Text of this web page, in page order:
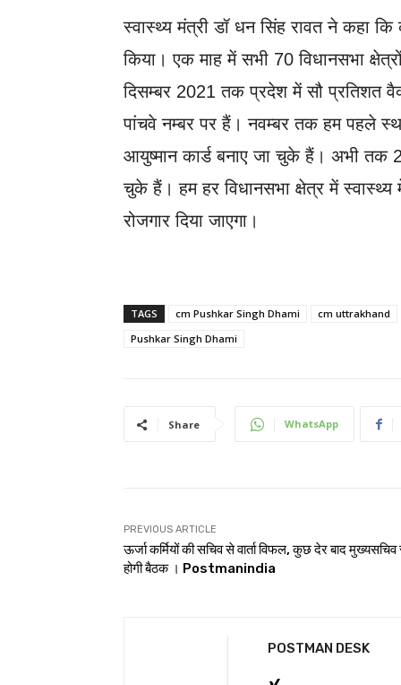
स्वास्थ्य मंत्री डॉ धन सिंह रावत ने कहा कि
किया। एक माह में सभी 70 विधानसभा
दिसम्बर 2021 तक प्रदेश में सौ प्रतिशत
पांचवे नम्बर पर हैं। नवम्बर तक हम पहले
आयुष्मान कार्ड बनाए जा चुके हैं। अभी तक
चुके हैं। हम हर विधानसभा क्षेत्र में स्वास्थ्य
रोजगार दिया जाएगा।
TAGS cm Pushkar Singh Dhami
cm uttrakhand
Pushkar Singh Dhami
Share WhatsApp
PREVIOUS ARTICLE
ऊर्जा कर्मियों की सचिव से वार्ता विफल, कुछ देर बाद
होगी बैठक । Postmanindia
POSTMAN DESK